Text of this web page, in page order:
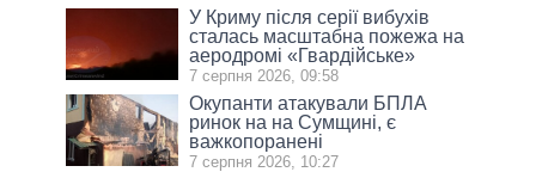
У Криму після серії вибухів
сталась масштабна пожежа на
аеродромі «Гвардійське»
7 серпня 2026, 09:58
Окупанти атакували БПЛА
ринок на на Сумщині, є
важкопоранені
7 серпня 2026, 10:27